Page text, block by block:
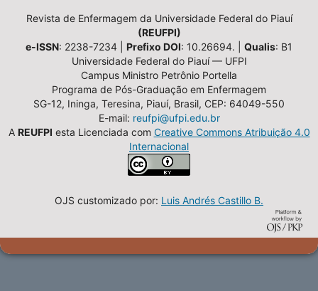
Revista de Enfermagem da Universidade Federal do Piauí
(REUFPI)
e-ISSN: 2238-7234 | Prefixo DOI: 10.26694. | Qualis: B1
Universidade Federal do Piauí — UFPI
Campus Ministro Petrônio Portella
Programa de Pós-Graduação em Enfermagem
SG-12, Ininga, Teresina, Piauí, Brasil, CEP: 64049-550
E-mail: reufpi@ufpi.edu.br
A REUFPI esta Licenciada com Creative Commons Atribuição 4.0
Internacional
OJS customizado por: Luis Andrés Castillo B.